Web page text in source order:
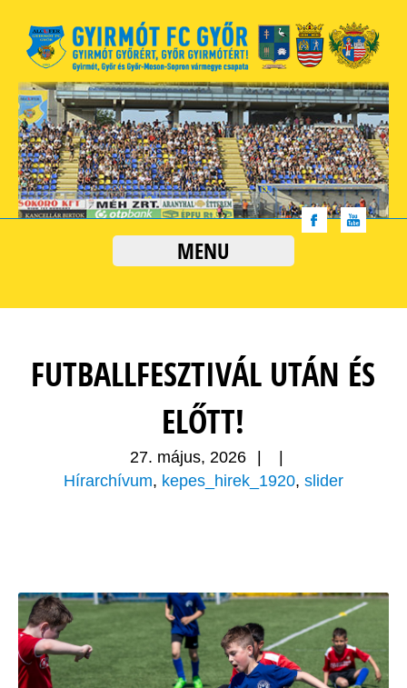
MENU
FUTBALLFESZTIVÁL UTÁN ÉS
ELŐTT!
27. május, 2026
Hírarchívum, kepes_hirek_1920, slider